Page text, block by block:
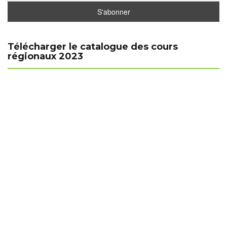
Télécharger le catalogue des cours
régionaux 2023